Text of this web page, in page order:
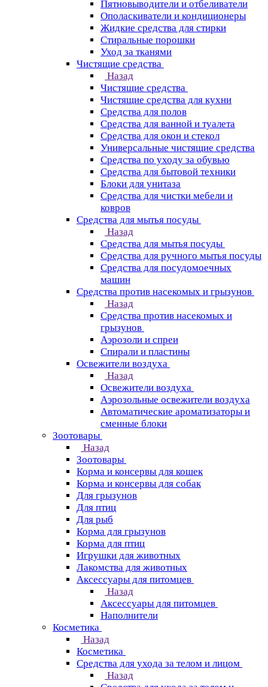
Пятновыводители и отбеливатели
Ополаскиватели и кондиционеры
Жидкие средства для стирки
Стиральные порошки
Уход за тканями
Чистящие средства
Назад
Чистящие средства
Чистящие средства для кухни
Средства для полов
Средства для ванной и туалета
Средства для окон и стекол
Универсальные чистящие средства
Средства по уходу за обувью
Средства для бытовой техники
Блоки для унитаза
Средства для чистки мебели и
ковров
Средства для мытья посуды
Назад
Средства для мытья посуды
Средства для ручного мытья посуды
Средства для посудомоечных
машин
Средства против насекомых и грызунов
Назад
Средства против насекомых и
грызунов
Аэрозоли и спреи
Спирали и пластины
Освежители воздуха
Назад
Освежители воздуха
Аэрозольные освежители воздуха
Автоматические ароматизаторы и
сменные блоки
Зоотовары
Назад
Зоотовары
Корма и консервы для кошек
Корма и консервы для собак
Для грызунов
Для птиц
Для рыб
Корма для грызунов
Корма для птиц
Игрушки для животных
Лакомства для животных
Аксессуары для питомцев
Назад
Аксессуары для питомцев
Наполнители
Косметика
Назад
Косметика
Средства для ухода за телом и лицом
Назад